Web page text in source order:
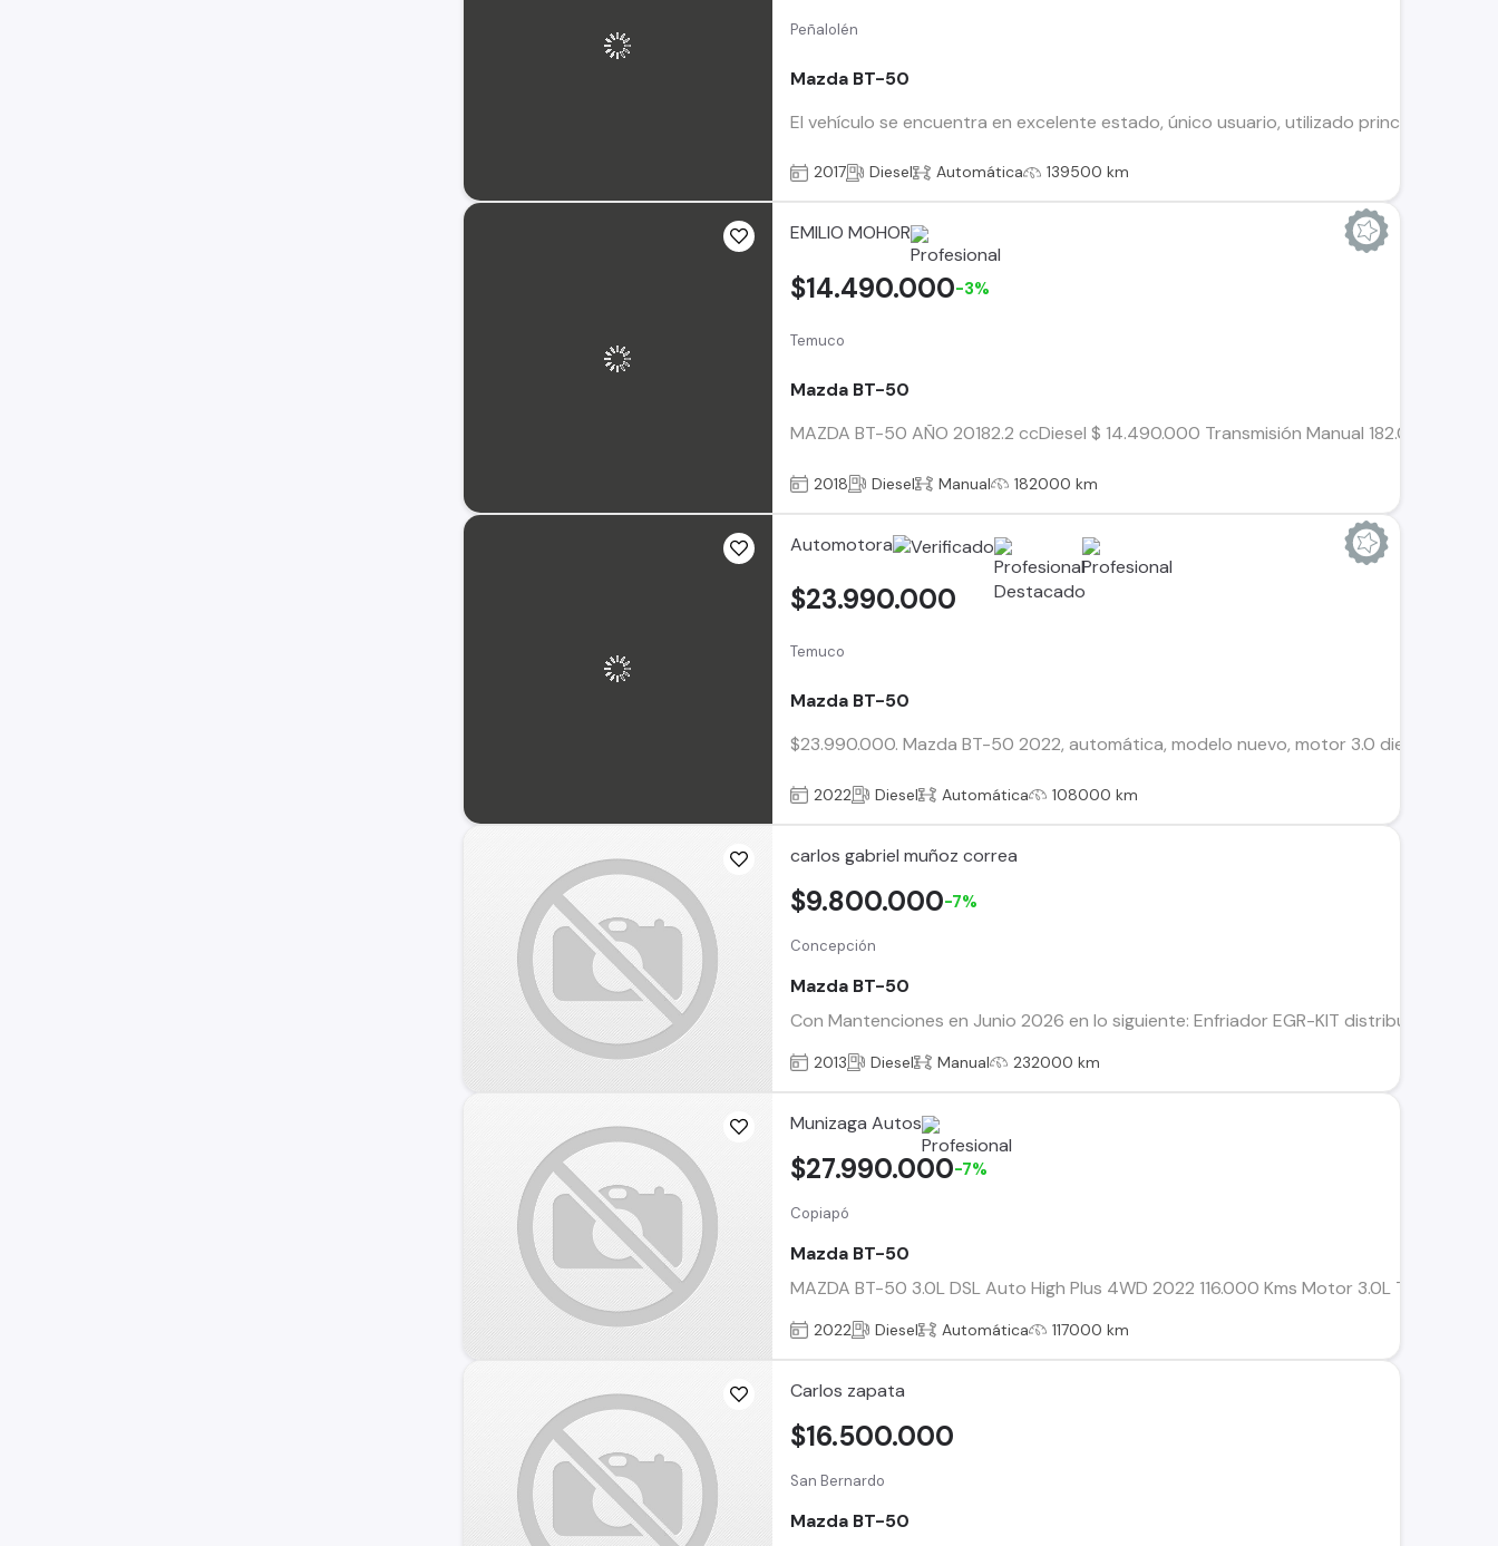
Peñalolén
Mazda BT-50
El vehículo se encuentra en excelente estado, único usuario, utilizado principalmente
2017 Diesel Automática 139500 km
EMILIO MOHOR
Temuco
Mazda BT-50
MAZDA BT-50 AÑO 20182.2 ccDiesel $ 14.490.000 Transmisión Manual 182.000
$14.490.000-3%
2018 Diesel Manual 182000 km
Automotora
Temuco
Mazda BT-50
$23.990.000. Mazda BT-50 2022, automática, modelo nuevo, motor 3.0 diesel, 4x4,
$23.990.000
2022 Diesel Automática 108000 km
carlos gabriel muñoz correa
Concepción
Mazda BT-50
Con Mantenciones en Junio 2026 en lo siguiente: Enfriador EGR-KIT distribución
$9.800.000-7%
2013 Diesel Manual 232000 km
Munizaga Autos
Copiapó
Mazda BT-50
MAZDA BT-50 3.0L DSL Auto High Plus 4WD 2022 116.000 Kms Motor 3.0L Turbo
$27.990.000-7%
2022 Diesel Automática 117000 km
Carlos zapata
San Bernardo
Mazda BT-50
$16.500.000